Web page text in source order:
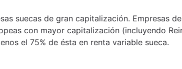
suecas de gran capitalización. Empresas
con mayor capitalización (incluyendo
el 75% de ésta en renta variable sueca.